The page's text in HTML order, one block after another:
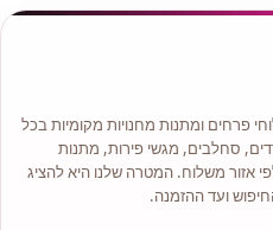
פרחים ומתנות מחנויות מקומיות בכל
סחלבים, מגשי פירות, מתנות
אזור משלוח. המטרה שלנו היא להציג
ועד ההזמנה.